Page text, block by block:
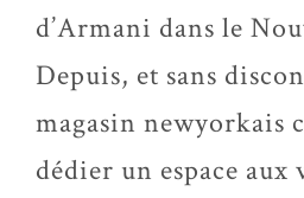
d’Armani dans le
Depuis, et sans
magasin newyorkais
dédier un espace aux